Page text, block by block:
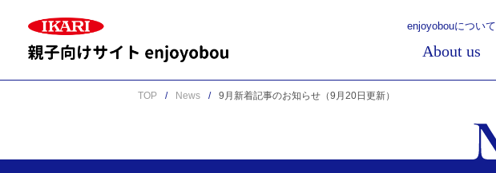
enjoyobouについて
About us
TOP News 9月新着記事のお知らせ（9月20日更新）